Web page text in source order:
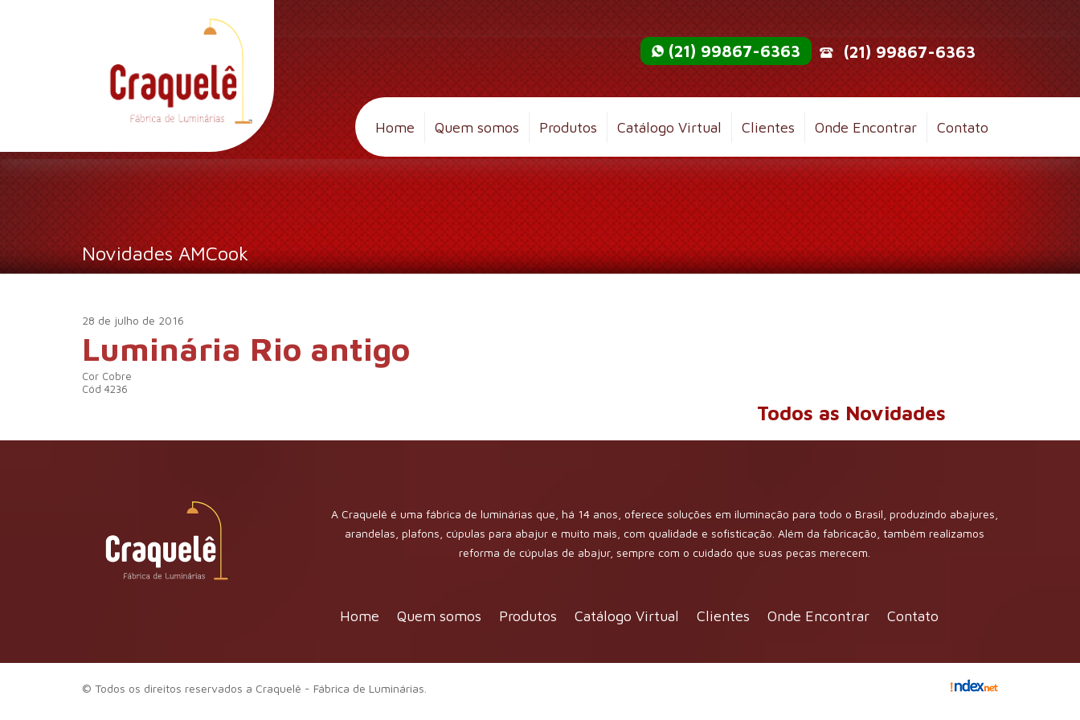
(21) 99867-6363 (21) 99867-6363
Home Quem somos Produtos Catálogo Virtual Clientes Onde Encontrar Contato
Novidades AMCook
28 de julho de 2016
Luminária Rio antigo
Cor Cobre
Cód 4236
Todos as Novidades
A Craquelê é uma fábrica de luminárias que, há 14 anos, oferece soluções em iluminação para todo o Brasil, produzindo abajures,
arandelas, plafons, cúpulas para abajur e muito mais, com qualidade e sofisticação. Além da fabricação, também realizamos
reforma de cúpulas de abajur, sempre com o cuidado que suas peças merecem.
Home Quem somos Produtos Catálogo Virtual Clientes Onde Encontrar Contato
© Todos os direitos reservados a Craquelê - Fábrica de Luminárias.